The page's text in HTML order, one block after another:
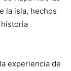
la isla, hechos
experiencia de